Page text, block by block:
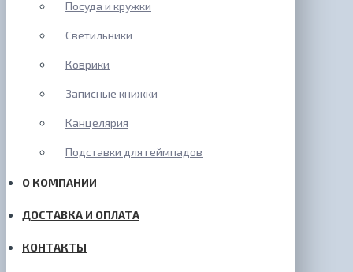
Посуда и кружки
Светильники
Коврики
Записные книжки
Канцелярия
Подставки для геймпадов
О КОМПАНИИ
ДОСТАВКА И ОПЛАТА
КОНТАКТЫ